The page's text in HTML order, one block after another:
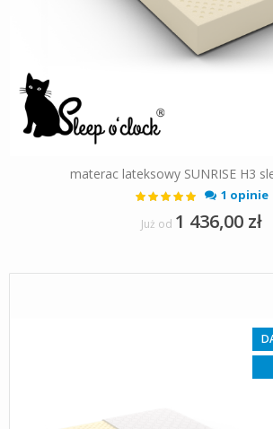
materac lateksowy SUNRISE H3
Ocena:
100%
1 opinie
Już od 1 436,00 zł